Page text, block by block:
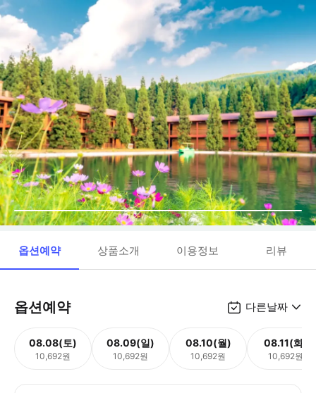
옵션예약 상품소개 이용정보 리뷰
옵션예약 다른날짜
08.08(토)
10,692원
08.09(일)
10,692원
08.10(월)
10,692원
08.11(화)
10,692원